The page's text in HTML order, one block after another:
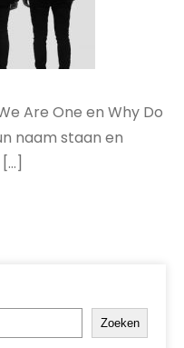
Are One en Why Do
naam staan en
Zoeken